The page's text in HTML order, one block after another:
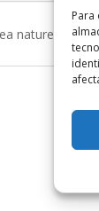
nature. De